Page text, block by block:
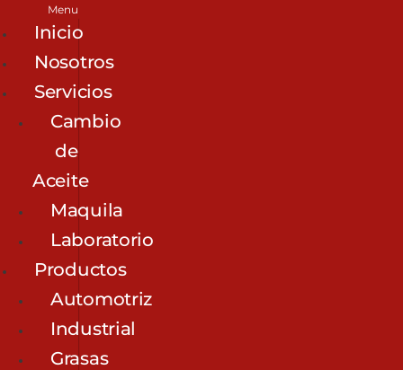
Menu
Inicio
Nosotros
Servicios
Cambio
de
Aceite
Maquila
Laboratorio
Productos
Automotriz
Industrial
Grasas